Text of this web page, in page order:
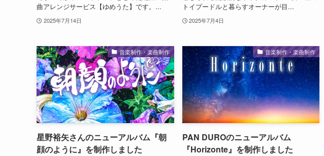
曲アレンジサービス【ゆめうた】です。...
2025年7月14日
トイプードルと暮らすオーナーが目...
2025年7月4日
音楽制作・楽曲制作
星野裕矢さんのニューアルバム『朝
顔のように』を制作しました
音楽制作・楽曲制作
PAN DUROのニューアルバム
『Horizonte』を制作しました